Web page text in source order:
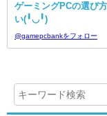
ゲーミングPCの選び
い(╹◡╹)
@gamepcbankをフォロー